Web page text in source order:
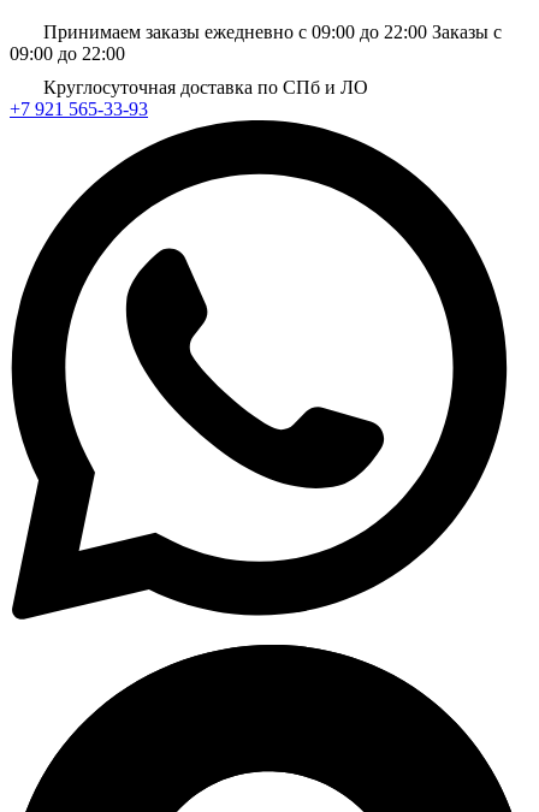
Принимаем заказы ежедневно с 09:00 до 22:00 Заказы с
09:00 до 22:00
Круглосуточная доставка по СПб и ЛО
+7 921 565-33-93